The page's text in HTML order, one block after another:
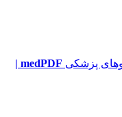
medPDF |